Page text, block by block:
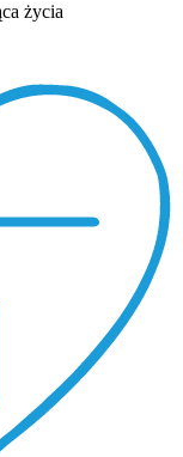
życia